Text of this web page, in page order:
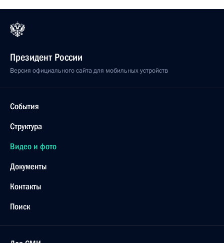
Президент России
Версия официального сайта для мобильных устройств
События
Структура
Видео и фото
Документы
Контакты
Поиск